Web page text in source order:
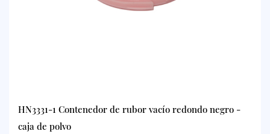
HN3331-1 Contenedor de rubor vacío redondo negro -
caja de polvo